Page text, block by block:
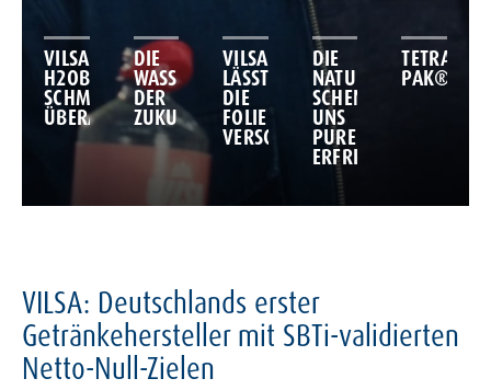
VILSA
H2OBST
SCHMECKT.
ÜBERALL.
DIE
WASSERFLASCHE
DER
ZUKUNFT!
VILSA
LÄSST
DIE
FOLIE
VERSCHWINDEN!
DIE
NATUR
SCHENKT
UNS
PURE
ERFRISCHUNG
TETRA
PAK®
VILSA: Deutschlands erster
Getränkehersteller mit SBTi-validierten
Netto-Null-Zielen